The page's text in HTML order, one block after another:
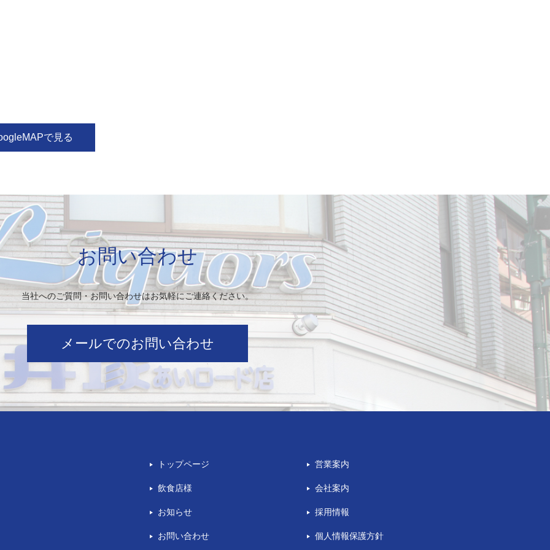
で見る
お問い合わせ
当社へのご質問・お問い合わせはお気軽にご連絡ください。
メールでのお問い合わせ
トップページ 営業案内
飲食店様 会社案内
お知らせ 採用情報
お問い合わせ 個人情報保護方針